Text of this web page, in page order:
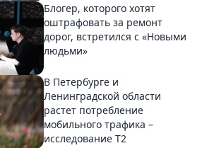
Блогер, которого хотят
оштрафовать за ремонт
дорог, встретился с «Новыми
людьми»
В Петербурге и
Ленинградской области
растет потребление
мобильного трафика –
исследование T2